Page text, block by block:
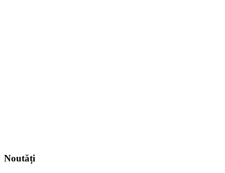
Noutăți